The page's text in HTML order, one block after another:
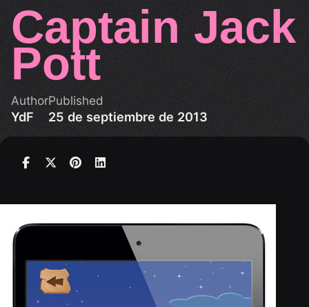
Captain Jack
Pott
Author
YdF
Published
25 de septiembre de 2013